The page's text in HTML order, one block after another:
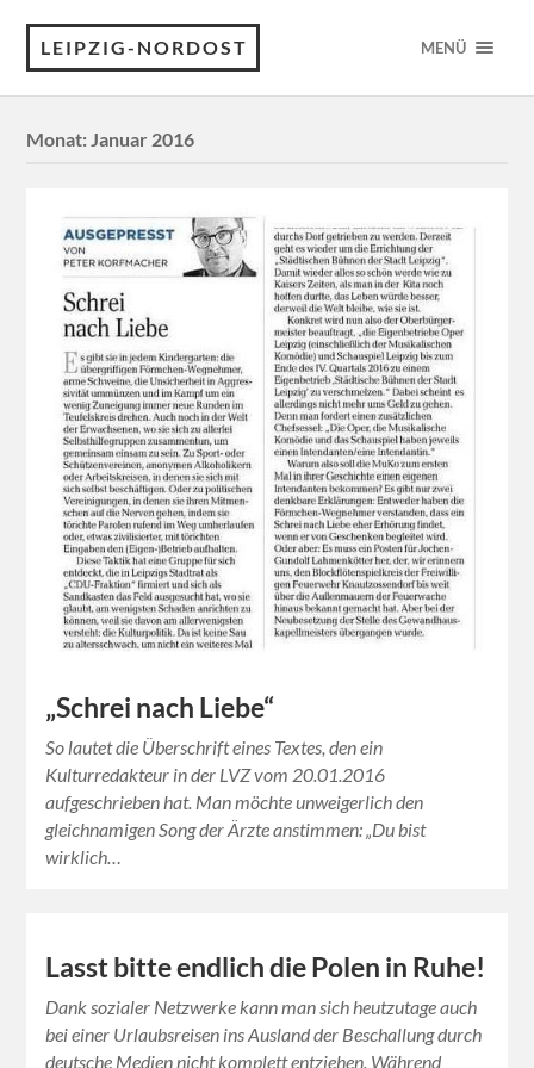
LEIPZIG-NORDOST MENÜ
Monat:Januar 2016
„Schrei nach Liebe“
So lautet die Überschrift eines Textes, den ein
Kulturredakteur in der LVZ vom 20.01.2016
aufgeschrieben hat. Man möchte unweigerlich den
gleichnamigen Song der Ärzte anstimmen: „Du bist
wirklich…
Lasst bitte endlich die Polen in Ruhe!
Dank sozialer Netzwerke kann man sich heutzutage auch
bei einer Urlaubsreisen ins Ausland der Beschallung durch
deutsche Medien nicht komplett entziehen. Während